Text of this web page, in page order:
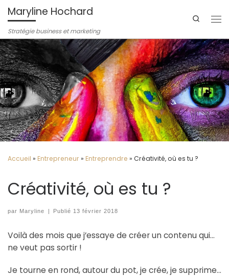
Passer au contenu
Maryline Hochard
Stratégie business et marketing
Search
Accueil » Entrepreneur» Entreprendre » Créativité, où es tu ?
Créativité, où es tu ?
par Maryline Publié 13 février 2018
Voilà des mois que j’essaye de créer un contenu qui…
ne veut pas sortir !
Je tourne en rond, autour du pot, je crée, je supprime…